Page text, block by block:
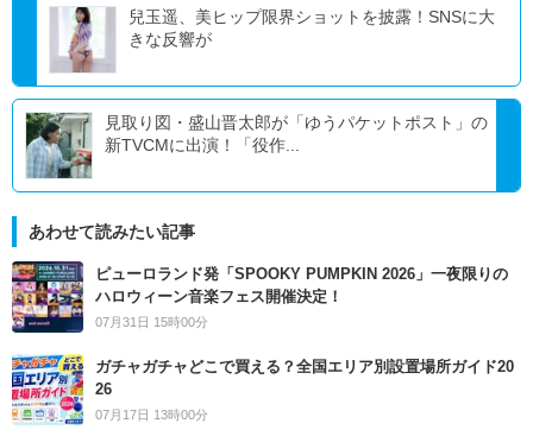
兒玉遥、美ヒップ限界ショットを披露！SNSに大
きな反響が
見取り図・盛山晋太郎が「ゆうパケットポスト」の
新TVCMに出演！「役作...
あわせて読みたい記事
ピューロランド発「SPOOKY PUMPKIN 2026」一夜限りの
ハロウィーン音楽フェス開催決定！
07月31日 15時00分
ガチャガチャどこで買える？全国エリア別設置場所ガイド20
26
07月17日 13時00分